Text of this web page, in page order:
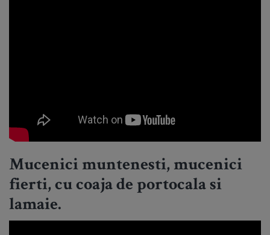
Mucenici muntenesti, mucenici
fierti, cu coaja de portocala si
lamaie.